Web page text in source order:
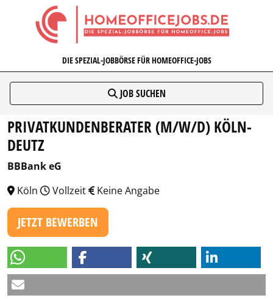
HOMEOFFICEJOBS.DE
DIE SPEZIAL-JOBBÖRSE FÜR HOMEOFFICE-JOBS
JOB SUCHEN
PRIVATKUNDENBERATER (M/W/D) KÖLN-
DEUTZ
BBBank eG
Köln
Vollzeit Keine Angabe
JETZT BEWERBEN